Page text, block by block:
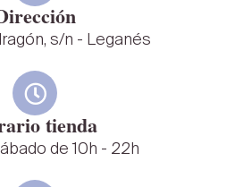
s/n - Leganés
tienda
de 10h - 22h